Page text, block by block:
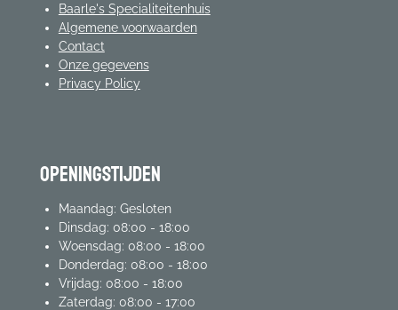
Baarle's Specialiteitenhuis
Algemene voorwaarden
Contact
Onze gegevens
Privacy Policy
Openingstijden
Maandag: Gesloten
Dinsdag: 08:00 - 18:00
Woensdag: 08:00 - 18:00
Donderdag: 08:00 - 18:00
Vrijdag: 08:00 - 18:00
Zaterdag: 08:00 - 17:00